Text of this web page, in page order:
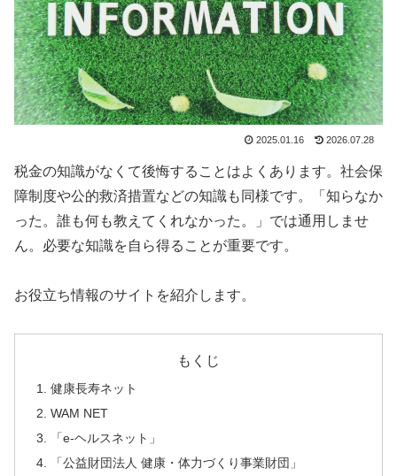
2025.01.16 2026.07.28
税金の知識がなくて後悔することはよくあります。社会保
障制度や公的救済措置などの知識も同様です。「知らなか
った。誰も何も教えてくれなかった。」では通用しませ
ん。必要な知識を自ら得ることが重要です。
お役立ち情報のサイトを紹介します。
もくじ
健康長寿ネット
WAM NET
「e-ヘルスネット」
「公益財団法人 健康・体力づくり事業財団」